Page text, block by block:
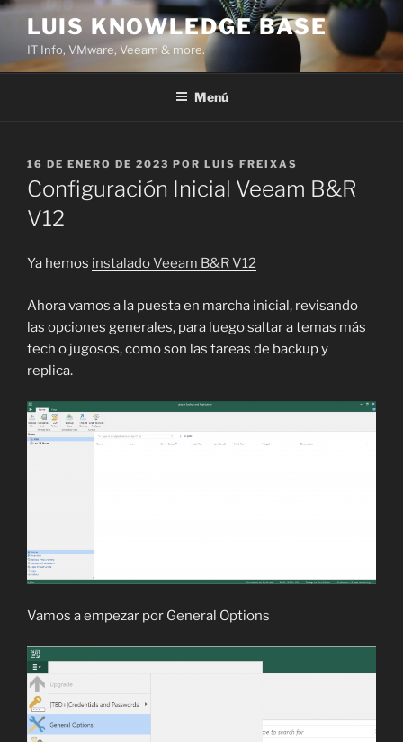
Saltar
contenido
LUIS KNOWLEDGE BASE
IT Info, VMware, Veeam & more.
Menú
PUBLICADO
EL
16 DE ENERO DE 2023 POR LUIS FREIXAS
Configuración Inicial Veeam B&R
V12
Ya hemos instalado Veeam B&R V12
Ahora vamos a la puesta en marcha inicial, revisando
las opciones generales, para luego saltar a temas más
tech o jugosos, como son las tareas de backup y
replica.
Vamos a empezar por General Options